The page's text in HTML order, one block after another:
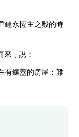
建永恆主之殿的時
﹑說：
有鑲蓋的房屋：難